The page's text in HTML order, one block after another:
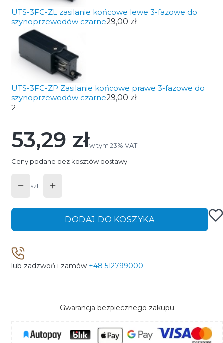
UTS-3FC-ZL zasilanie końcowe lewe 3-fazowe do
szynoprzewodów czarne29,00 zł
UTS-3FC-ZP Zasilanie końcowe prawe 3-fazowe do
szynoprzewodów czarne29,00 zł
2
Cena
53,29 złw tym 23% VAT
w tym 23% VAT
Ceny podane bez kosztów dostawy.
szt.
DODAJ DO KOSZYKA
lub zadzwoń i zamów +48 512799000
Gwarancja bezpiecznego zakupu